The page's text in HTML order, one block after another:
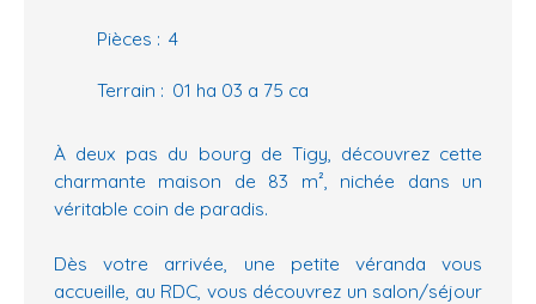
Pièces : 4
Terrain : 01 ha 03 a 75 ca
À deux pas du bourg de Tigy, découvrez cette
charmante maison de 83 m², nichée dans un
véritable coin de paradis.
Dès votre arrivée, une petite véranda vous
accueille, au RDC, vous découvrez un salon/séjour